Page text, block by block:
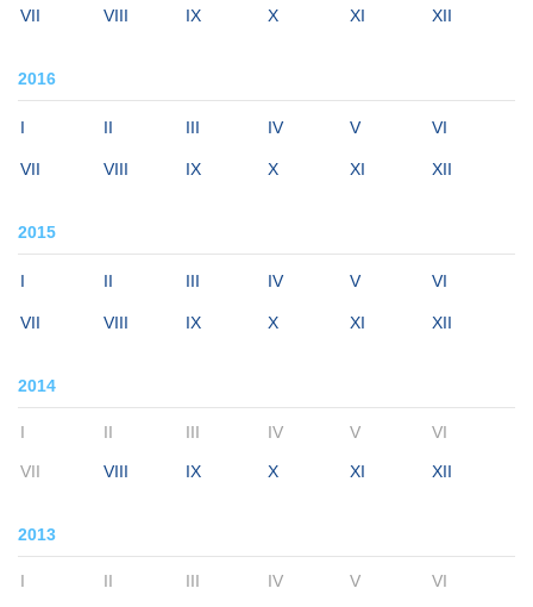
VII VIII IX X XI XII
2016
I II III IV V VI
VII VIII IX X XI XII
2015
I II III IV V VI
VII VIII IX X XI XII
2014
I II III IV V VI
VII VIII IX X XI XII
2013
I II III IV V
VI